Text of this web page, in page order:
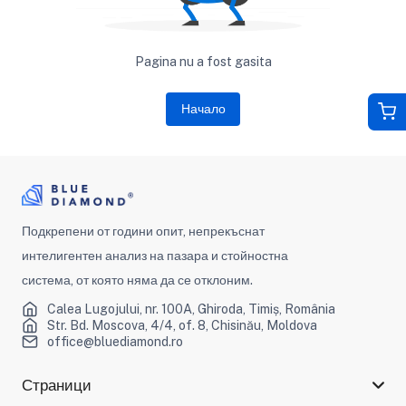
Pagina nu a fost gasita
Начало
Подкрепени от години опит, непрекъснат
интелигентен анализ на пазара и стойностна
система, от която няма да се отклоним.
Calea Lugojului, nr. 100A, Ghiroda, Timiș, România
Str. Bd. Moscova, 4/4, of. 8, Chisinău, Moldova
office@bluediamond.ro
Страници